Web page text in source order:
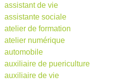
assistant de vie
assistante sociale
atelier de formation
atelier numérique
automobile
auxiliaire de puericulture
auxiliaire de vie